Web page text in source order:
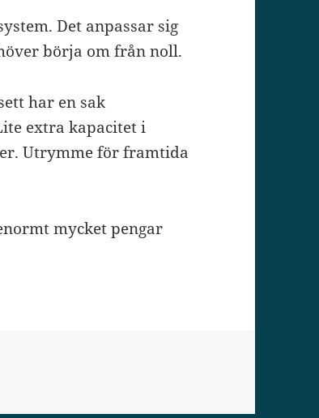
Det anpassar sig
börja om från noll.
har en sak
extra kapacitet i
Utrymme för framtida
mycket pengar